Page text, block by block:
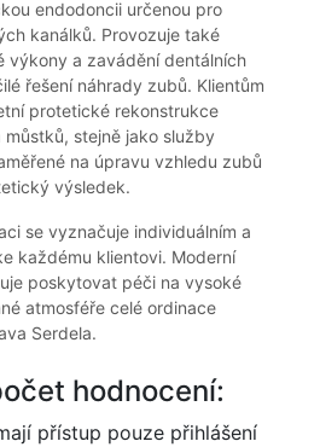
endodoncii určenou pro
kanálků. Provozuje také
výkony a zavádění dentálních
řešení náhrady zubů. Klientům
protetické rekonstrukce
stejně jako služby
na úpravu vzhledu zubů
výsledek.
se vyznačuje individuálním a
každému klientovi. Moderní
poskytovat péči na vysoké
atmosféře celé ordinace
Serdela.
hodnocení:
přístup pouze přihlášení